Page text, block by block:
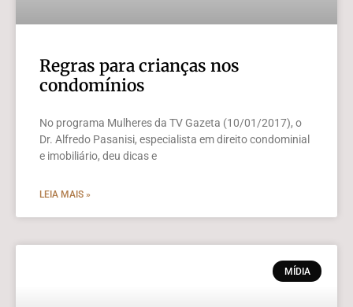
Regras para crianças nos
condomínios
No programa Mulheres da TV Gazeta (10/01/2017), o
Dr. Alfredo Pasanisi, especialista em direito condominial
e imobiliário, deu dicas e
LEIA MAIS »
MÍDIA